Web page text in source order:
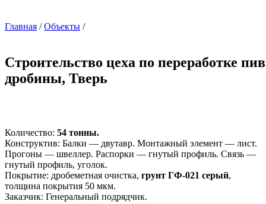
Главная /Объекты /
Строительство цеха по переработке
дробины, Тверь
Количество: 54 тонны.
Конструктив: Балки — двутавр. Монтажный элемент — лист.
Прогоны — швеллер. Распорки — гнутый профиль. Связь —
гнутый профиль, уголок.
Покрытие: дробеметная очистка, грунт ГФ-021 серый,
толщина покрытия 50 мкм.
Заказчик: Генеральный подрядчик.